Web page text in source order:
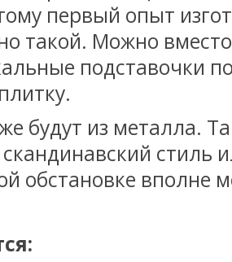
первый опыт
такой. Можно
подставочки
будут из металла.
стиль
обстановке вполне